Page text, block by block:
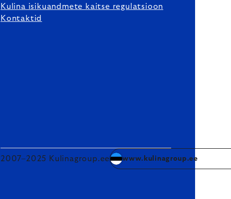
Kulina isikuandmete kaitse regulatsioon
Kontaktid
2007–2025 Kulinagroup.ee www.kulinagroup.ee